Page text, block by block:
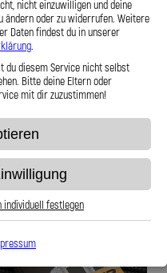
Benzinleitung für: Porsche
928 Baujahr:01|1989-07|1991
GT Kat.
199,95 €
Zum Produkt
nicht einzuwilligen und deine
ändern oder zu widerrufen. Weitere
Daten findest du in unserer
.
du diesem Service nicht selbst
Bitte deine Eltern oder
mit dir zuzustimmen!
individuell festlegen